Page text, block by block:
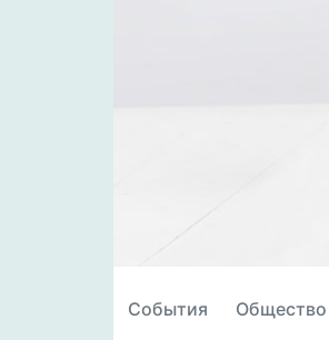
События Общество